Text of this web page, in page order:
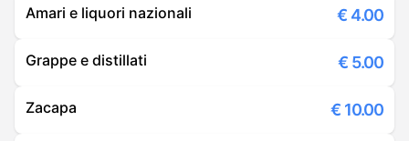
Amari e liquori nazionali € 4.00
Grappe e distillati € 5.00
Zacapa € 10.00